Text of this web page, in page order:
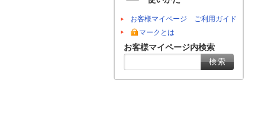
お客様マイページ ご利用ガイド
マークとは
お客様マイページ内検索